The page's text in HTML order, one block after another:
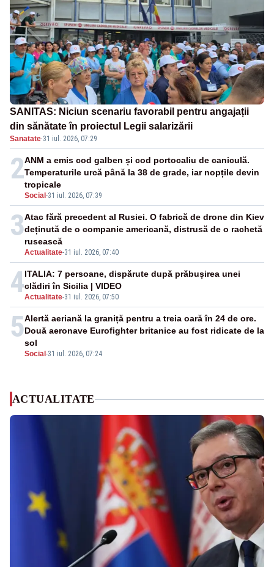
SANITAS: Niciun scenariu favorabil pentru angajații
din sănătate în proiectul Legii salarizării
Sanatate·31 iul. 2026, 07:29
2
Social -31 iul. 2026, 07:39
ANM a emis cod galben și cod portocaliu de caniculă.
Temperaturile urcă până la 38 de grade, iar nopțile devin
tropicale
3
Actualitate-31 iul. 2026, 07:40
Atac fără precedent al Rusiei. O fabrică de drone din Kiev
deținută de o companie americană, distrusă de o rachetă
rusească
4Actualitate-31 iul. 2026, 07:50
ITALIA: 7 persoane, dispărute după prăbușirea unei
clădiri în Sicilia | VIDEO
5
Social -31 iul. 2026, 07:24
Alertă aeriană la graniță pentru a treia oară în 24 de ore.
Două aeronave Eurofighter britanice au fost ridicate de la
sol
ACTUALITATE